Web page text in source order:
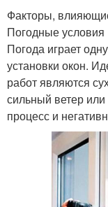
Факторы,
Погодные условия
Погода играет
установки окон.
работ являются
сильный ветер
процесс и